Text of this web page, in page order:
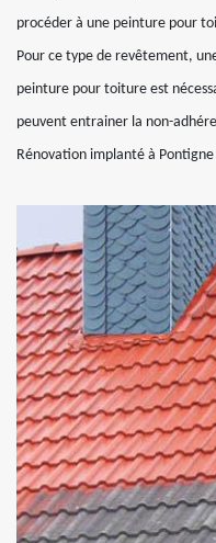
procéder à une peinture pour
Pour ce type de revêtement,
peinture pour toiture est
peuvent entrainer la non-
Rénovation implanté à